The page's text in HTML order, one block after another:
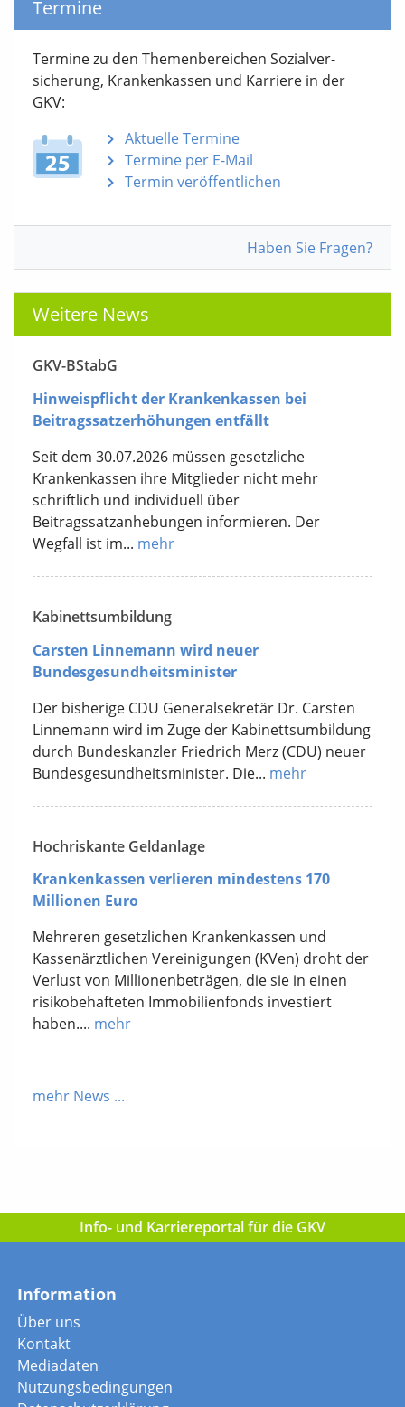
Termine
Termine zu den Themen­bereichen Sozialver­
sicherung, Krankenkassen und Karriere in der
GKV:
Aktuelle Termine
Termine per E-Mail
Termin veröffentlichen
Haben Sie Fragen?
Weitere News
GKV-BStabG
Hinweispflicht der Krankenkassen bei
Beitragssatzerhöhungen entfällt
Seit dem 30.07.2026 müssen gesetzliche
Krankenkassen ihre Mitglieder nicht mehr
schriftlich und individuell über
Beitragssatzanhebungen informieren. Der
Wegfall ist im... mehr
Kabinettsumbildung
Carsten Linnemann wird neuer
Bundesgesundheitsminister
Der bisherige CDU Generalsekretär Dr. Carsten
Linnemann wird im Zuge der Kabinettsumbildung
durch Bundeskanzler Friedrich Merz (CDU) neuer
Bundesgesundheitsminister. Die... mehr
Hochriskante Geldanlage
Krankenkassen verlieren mindestens 170
Millionen Euro
Mehreren gesetzlichen Krankenkassen und
Kassenärztlichen Vereinigungen (KVen) droht der
Verlust von Millionenbeträgen, die sie in einen
risikobehafteten Immobilienfonds investiert
haben.... mehr
mehr News ...
Info- und Karriereportal für die GKV
Information
Über uns
Kontakt
Mediadaten
Nutzungsbedingungen